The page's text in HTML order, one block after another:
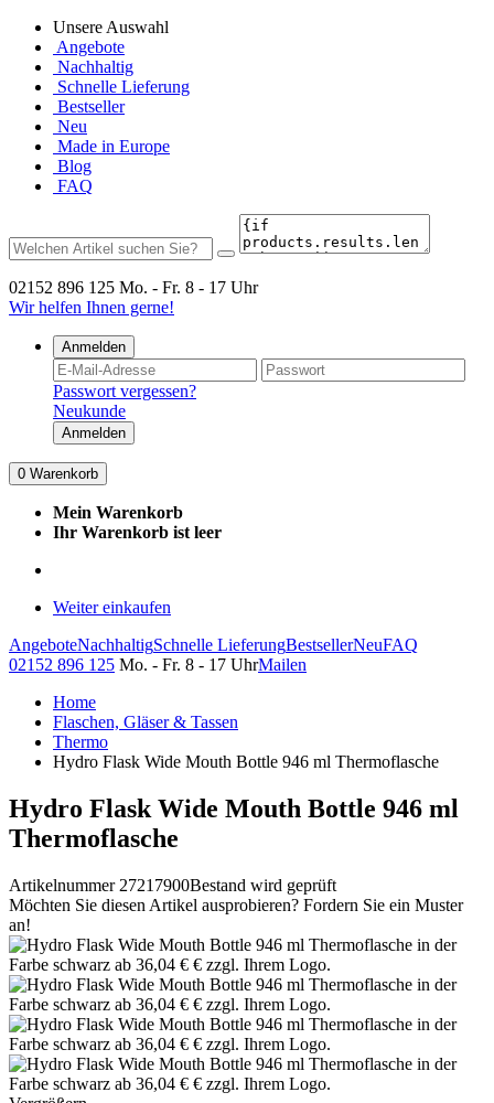
Unsere Auswahl
Angebote
Nachhaltig
Schnelle Lieferung
Bestseller
Neu
Made in Europe
Blog
FAQ
02152 896 125 Mo. - Fr. 8 - 17 Uhr
Wir helfen Ihnen gerne!
Anmelden
Passwort vergessen?
Neukunde
Anmelden
0 Warenkorb
Mein Warenkorb
Ihr Warenkorb ist leer
Weiter einkaufen
AngeboteNachhaltigSchnelle LieferungBestsellerNeuFAQ
02152 896 125 Mo. - Fr. 8 - 17 UhrMailen
Home
Flaschen, Gläser & Tassen
Thermo
Hydro Flask Wide Mouth Bottle 946 ml Thermoflasche
Hydro Flask Wide Mouth Bottle 946 ml
Thermoflasche
Artikelnummer 27217900Bestand wird geprüft
Möchten Sie diesen Artikel ausprobieren? Fordern Sie ein Muster
an!